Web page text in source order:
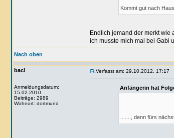
Kommt gut nach
Endlich jemand der merkt wie
ich musste mich mal bei Gabi
Nach oben
baci
Anmeldungsdatum:
15.02.2010
Beiträge: 2989
Wohnort: dortmund
Verfasst am: 29.10.2012, 17:17
Anfängerin hat
......., denn fürs